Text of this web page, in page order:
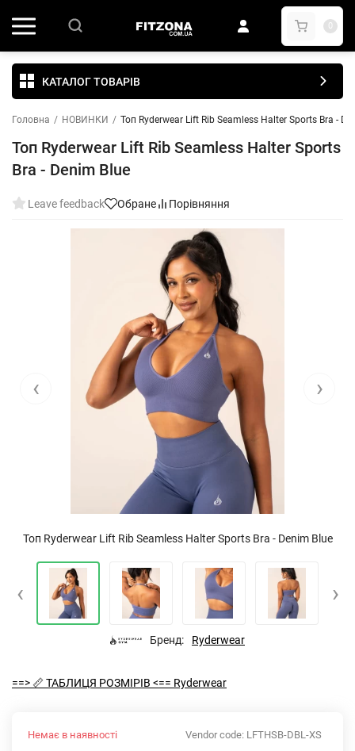
0
КАТАЛОГ ТОВАРІВ
Головна / НОВИНКИ / Топ Ryderwear Lift Rib Seamless Halter Sports Bra -
Топ Ryderwear Lift Rib Seamless Halter Sports
Bra - Denim Blue
Leave feedback Обране Порівняння
Топ Ryderwear Lift Rib Seamless Halter Sports Bra - Denim Blue
‹ ›
‹ ›
Бренд: Ryderwear
==> 📏 ТАБЛИЦЯ РОЗМІРІВ <== Ryderwear
Vendor code: LFTHSB-DBL-XS
Немає в наявності